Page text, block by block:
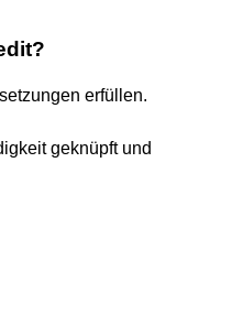
erfüllen.
geknüpft und